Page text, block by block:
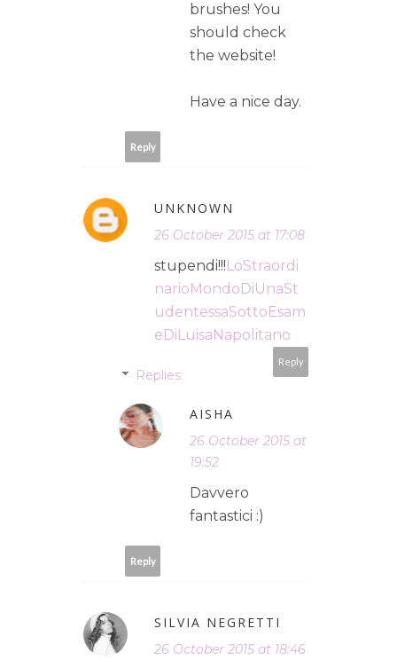
brushes! You
should check
the website!
Have a nice day.
Reply
UNKNOWN
26 October 2015 at 17:08
stupendi!!!LoStraordi
narioMondoDiUnaSt
udentessaSottoEsam
eDiLuisaNapolitano
Reply
Replies
AISHA
26 October 2015 at
19:52
Davvero
fantastici :)
Reply
SILVIA NEGRETTI
26 October 2015 at 18:46